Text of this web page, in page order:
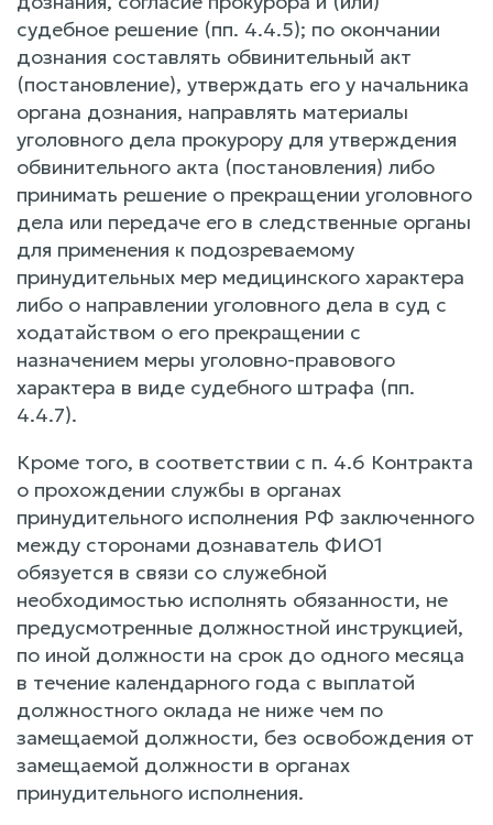
судебное решение (пп. 4.4.5); по окончании
дознания составлять обвинительный акт
(постановление), утверждать его у начальника
органа дознания, направлять материалы
уголовного дела прокурору для утверждения
обвинительного акта (постановления) либо
принимать решение о прекращении уголовного
дела или передаче его в следственные органы
для применения к подозреваемому
принудительных мер медицинского характера
либо о направлении уголовного дела в суд с
ходатайством о его прекращении с
назначением меры уголовно-правового
характера в виде судебного штрафа (пп.
4.4.7).
Кроме того, в соответствии с п. 4.6 Контракта
о прохождении службы в органах
принудительного исполнения РФ заключенного
между сторонами дознаватель ФИО1
обязуется в связи со служебной
необходимостью исполнять обязанности, не
предусмотренные должностной инструкцией,
по иной должности на срок до одного месяца
в течение календарного года с выплатой
должностного оклада не ниже чем по
замещаемой должности, без освобождения от
замещаемой должности в органах
принудительного исполнения.